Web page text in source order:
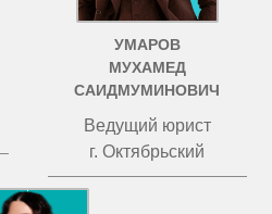
УМАРОВ
МУХАМЕД
САИДМУМИНОВИЧ
Ведущий юрист
г. Октябрьский